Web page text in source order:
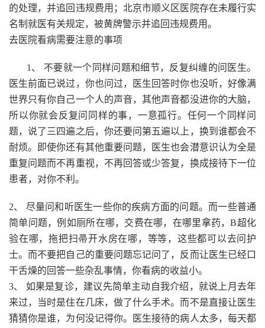
的处理，并追回违规费用；北京市顺义区医院存在未履行实
名制就医有关规定，被黄牌警示并追回违规费用。
去医院看病需要注意的事项
1、 不要就一个同样问题和细节，反复纠缠的问医生。
医生前面已说过，你也问过，医生回答时你也没听，好像满
世界只有你自己一个人的声音，其他声音都没进你的大脑，
所以你就会反复问同样的事，一意孤行。任何一个同样问
题，说了三四遍之后，你还要问第五遍以上，换到谁都会不
耐烦。即使你还有其他重要问题，医生也会潜意识认为全是
重复问题而不再重视，不再回答或少答复，换成接待下一位
患者，对你不利。
2、 尽量问和听医生一些你的疾病方面的问题。而一些普通
简单问题，例如厕所在哪，交费在哪，在哪里拿药，B超化
验在哪，拖把扫帚开水房在哪，等等，这些都可以去问护
士。而不要把自己的重要问题忘记问了，反而让医生已经口
干舌燥的回答一些杂乱事情，你看病的收益小。
3、 如果是复诊，建议先简单主动自我介绍，就说上月去年
来过，当时是住在几床，做了什么手术。而不是直接让医生
猜猜你是谁，为何没记得你。医生接待的病人太多，每天都